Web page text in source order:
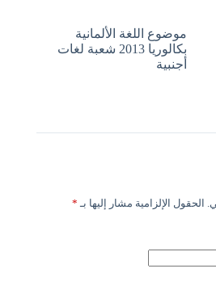
موضوع اللغة الألمانية
بكالوريا 2013 شعبة لغات
أجنبية
الحقول الإلزامية مشار إليها بـ *